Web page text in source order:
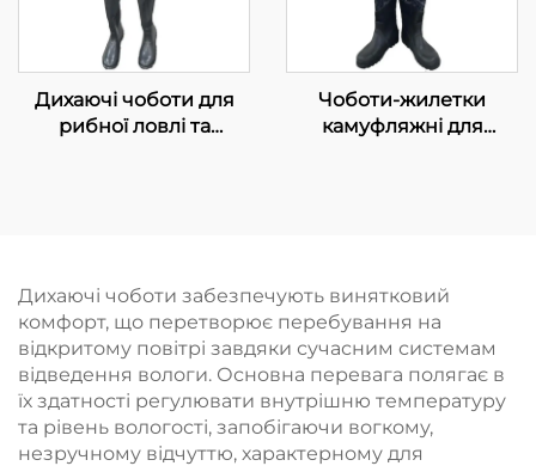
Дихаючі чоботи для
рибної ловлі та
Чоботи-жилетки
камуфляжні для
Дихаючі чоботи забезпечують винятковий
комфорт, що перетворює перебування на
відкритому повітрі завдяки сучасним системам
відведення вологи. Основна перевага полягає в
їх здатності регулювати внутрішню температуру
та рівень вологості, запобігаючи вогкому,
незручному відчуттю, характерному для